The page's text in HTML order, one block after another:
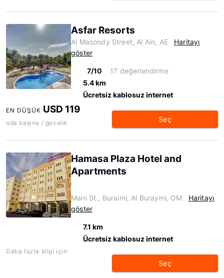
Asfar Resorts
Al Masoody Street, Al Ain, AE
Haritayı
göster
7/10
17 değerlendirme
5.4 km
Ücretsiz kablosuz internet
EN DÜŞÜK USD 119
oda başına / gecelik Seç
Hamasa Plaza Hotel and
Apartments
Main St., Buraimi, Al Buraymi, OM
Haritayı
göster
7.1 km
Ücretsiz kablosuz internet
Daha fazla bilgi için:
Seç